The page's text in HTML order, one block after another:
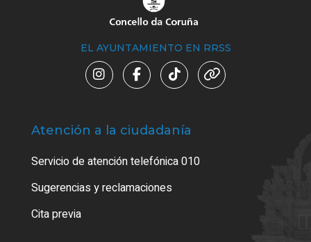
EL AYUNTAMIENTO EN RRSS
Atención a la ciudadanía
Servicio de atención telefónica 010
Sugerencias y reclamaciones
Cita previa